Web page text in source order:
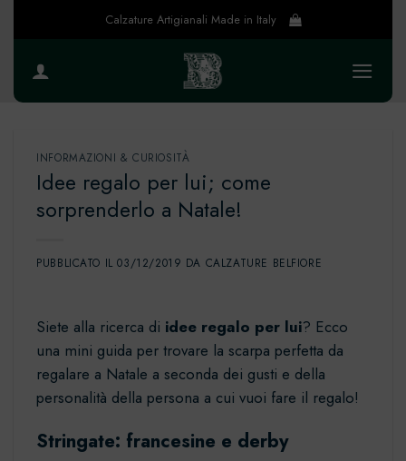
Calzature Artigianali Made in Italy
INFORMAZIONI & CURIOSITÀ
Idee regalo per lui; come
sorprenderlo a Natale!
PUBBLICATO IL03/12/2019 DA CALZATURE BELFIORE
Siete alla ricerca di idee regalo per lui? Ecco
una mini guida per trovare la scarpa perfetta da
regalare a Natale a seconda dei gusti e della
personalità della persona a cui vuoi fare il regalo!
Stringate: francesine e derby